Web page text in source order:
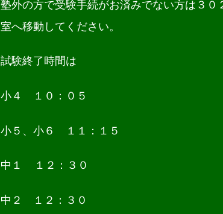
塾外の方で受験手続がお済みでない方は３
室へ移動してください。
試験終了時間は
小４ １０：０５
小５、小６ １１：１５
中１ １２：３０
中２ １２：３０